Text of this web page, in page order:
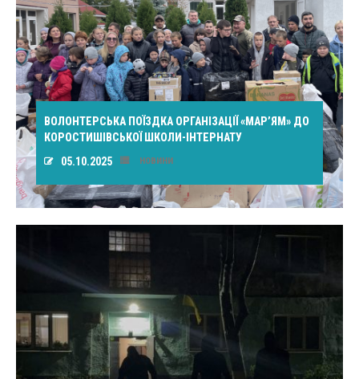
ВОЛОНТЕРСЬКА ПОЇЗДКА ОРГАНІЗАЦІЇ «МАР’ЯМ» ДО
КОРОСТИШІВСЬКОЇ ШКОЛИ-ІНТЕРНАТУ
05.10.2025
НОВИНИ